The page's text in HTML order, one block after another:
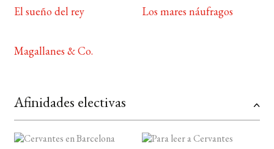
El sueño del rey Los mares náufragos
Magallanes & Co.
Afinidades electivas